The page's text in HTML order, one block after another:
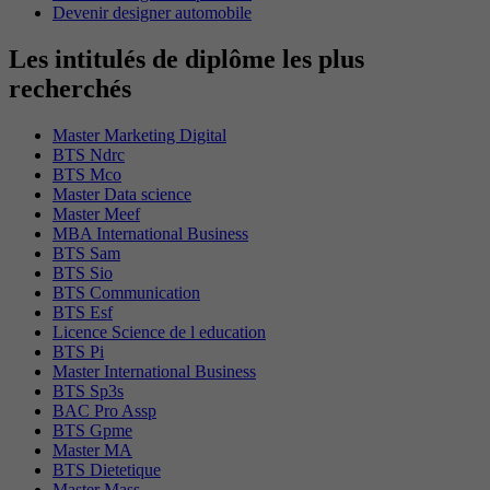
Devenir designer automobile
Les intitulés de diplôme les plus
recherchés
Master Marketing Digital
BTS Ndrc
BTS Mco
Master Data science
Master Meef
MBA International Business
BTS Sam
BTS Sio
BTS Communication
BTS Esf
Licence Science de l education
BTS Pi
Master International Business
BTS Sp3s
BAC Pro Assp
BTS Gpme
Master MA
BTS Dietetique